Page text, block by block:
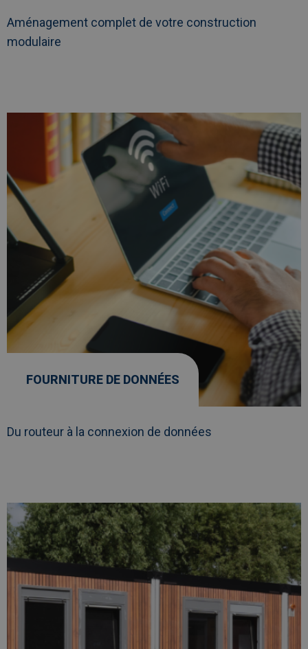
Aménagement complet de votre construction
modulaire
Afbeelding
FOURNITURE DE DONNÉES
Du routeur à la connexion de données
naarFourniture
données
Afbeelding
link
naarAlgeco
Deco